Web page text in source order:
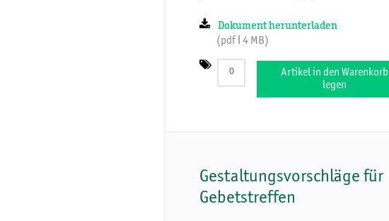
Dokument herunterladen
(pdf ǀ 4 MB)
Artikel in den Warenkorb
legen
Gestaltungsvorschläge für
Gebetstreffen